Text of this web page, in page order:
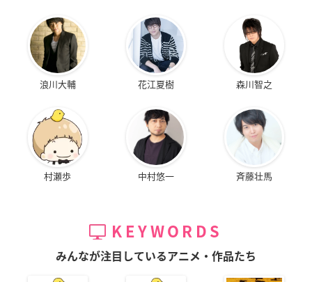
浪川大輔 花江夏樹 森川智之
村瀬歩 中村悠一 斉藤壮馬
KEYWORDS
みんなが注目しているアニメ・作品たち